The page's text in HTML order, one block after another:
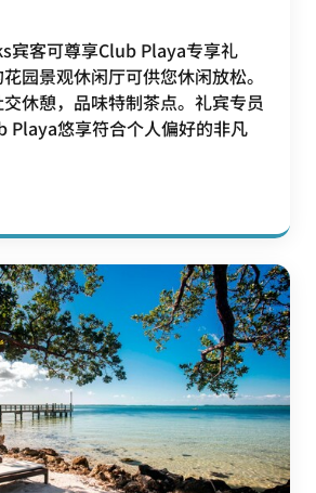
宾客可尊享Club Playa专享礼
园景观休闲厅可供您休闲放松。
休憩，品味特制茶点。礼宾专员
Playa悠享符合个人偏好的非凡